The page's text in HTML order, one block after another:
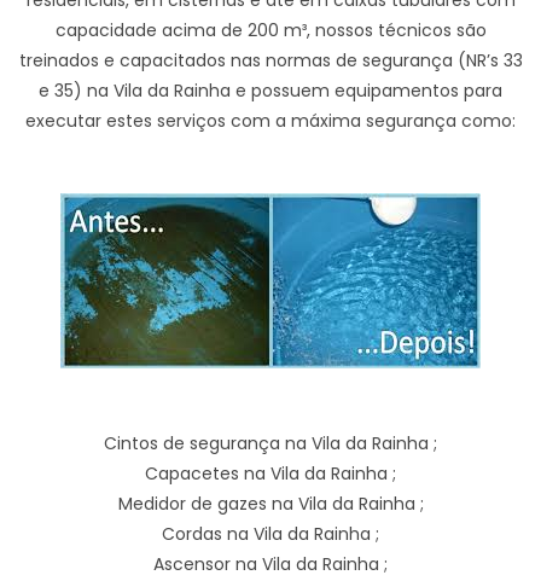
capacidade acima de 200 m³, nossos técnicos são
treinados e capacitados nas normas de segurança (NR’s 33
e 35) na Vila da Rainha e possuem equipamentos para
executar estes serviços com a máxima segurança como:
Cintos de segurança na Vila da Rainha ;
Capacetes na Vila da Rainha ;
Medidor de gazes na Vila da Rainha ;
Cordas na Vila da Rainha ;
Ascensor na Vila da Rainha ;